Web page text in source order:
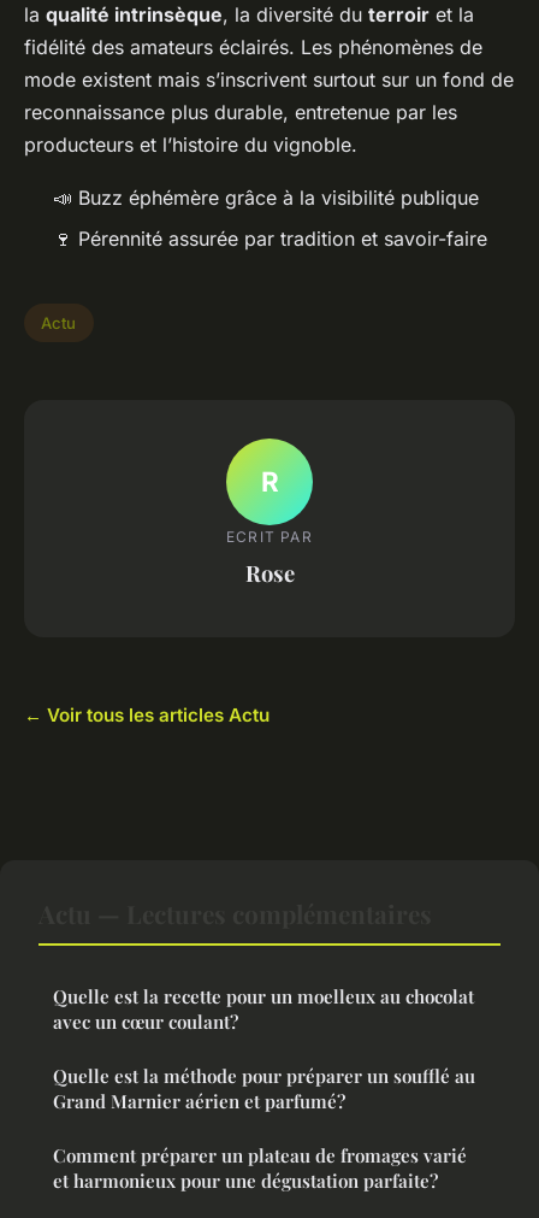
la qualité intrinsèque, la diversité du terroir et la
fidélité des amateurs éclairés. Les phénomènes de
mode existent mais s’inscrivent surtout sur un fond de
reconnaissance plus durable, entretenue par les
producteurs et l’histoire du vignoble.
📣 Buzz éphémère grâce à la visibilité publique
🍷 Pérennité assurée par tradition et savoir-faire
Actu
R
ECRIT PAR
Rose
← Voir tous les articles Actu
Quelle est la recette pour un moelleux au chocolat
avec un cœur coulant?
Quelle est la méthode pour préparer un soufflé au
Grand Marnier aérien et parfumé?
Comment préparer un plateau de fromages varié
et harmonieux pour une dégustation parfaite?